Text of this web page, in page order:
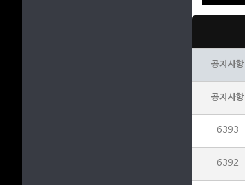
공지사항
공지사항
6393
6392